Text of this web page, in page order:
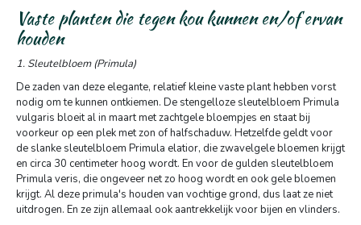
Vaste planten die tegen kou kunnen en/of ervan
houden
1. Sleutelbloem (Primula)
De zaden van deze elegante, relatief kleine vaste plant hebben vorst
nodig om te kunnen ontkiemen. De stengelloze sleutelbloem Primula
vulgaris bloeit al in maart met zachtgele bloempjes en staat bij
voorkeur op een plek met zon of halfschaduw. Hetzelfde geldt voor
de slanke sleutelbloem Primula elatior, die zwavelgele bloemen krijgt
en circa 30 centimeter hoog wordt. En voor de gulden sleutelbloem
Primula veris, die ongeveer net zo hoog wordt en ook gele bloemen
krijgt. Al deze primula's houden van vochtige grond, dus laat ze niet
uitdrogen. En ze zijn allemaal ook aantrekkelijk voor bijen en vlinders.